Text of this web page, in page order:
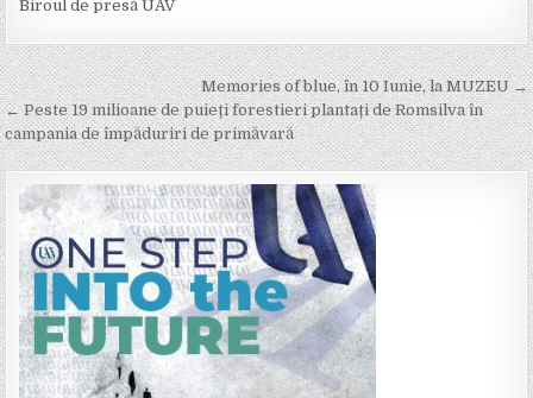
Biroul de presă UAV
Post
navigation
Memories of blue, în 10 Iunie, la MUZEU →
← Peste 19 milioane de puieți forestieri plantați de Romsilva în
campania de împăduriri de primăvară